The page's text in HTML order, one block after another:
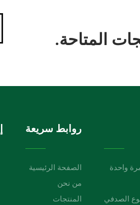
المتاحة.
واحدة
الصدفي
روابط سريعة
الصفحة الرئيسية
من نحن
المنتجات